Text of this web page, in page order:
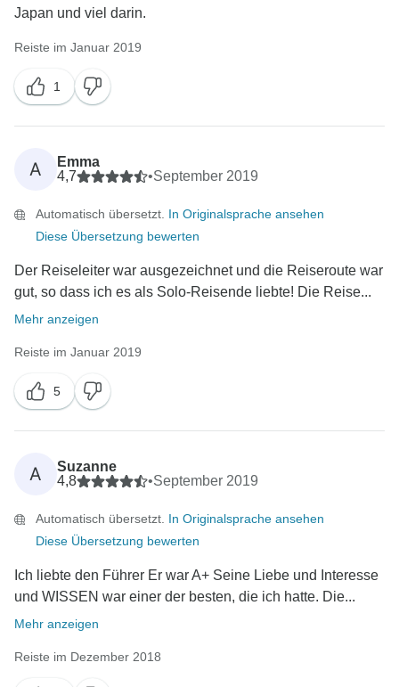
Japan und viel darin.
Reiste im Januar 2019
1
A
Emma
4,7
•September 2019
Automatisch übersetzt. In Originalsprache ansehen
Diese Übersetzung bewerten
Der Reiseleiter war ausgezeichnet und die Reiseroute war
gut, so dass ich es als Solo-Reisende liebte! Die Reise...
Mehr anzeigen
Reiste im Januar 2019
5
A
Suzanne
4,8
•September 2019
Automatisch übersetzt. In Originalsprache ansehen
Diese Übersetzung bewerten
Ich liebte den Führer Er war A+ Seine Liebe und Interesse
und WISSEN war einer der besten, die ich hatte. Die...
Mehr anzeigen
Reiste im Dezember 2018